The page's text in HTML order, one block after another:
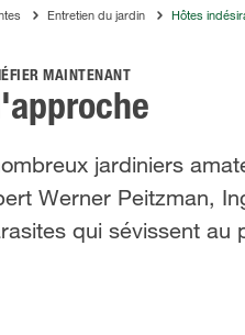
Entretien du jardin Hôtes
MAINTENANT
jardiniers
Werner Peitzman,
qui sévissent au